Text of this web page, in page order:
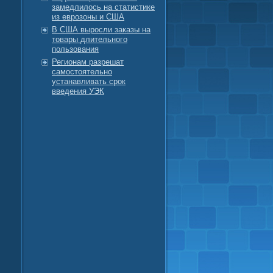
замедлилось на статистике
из еврозоны и США
В США выросли заказы на
товары длительного
пользования
Регионам разрешат
самостоятельно
устанавливать срок
введения УЭК